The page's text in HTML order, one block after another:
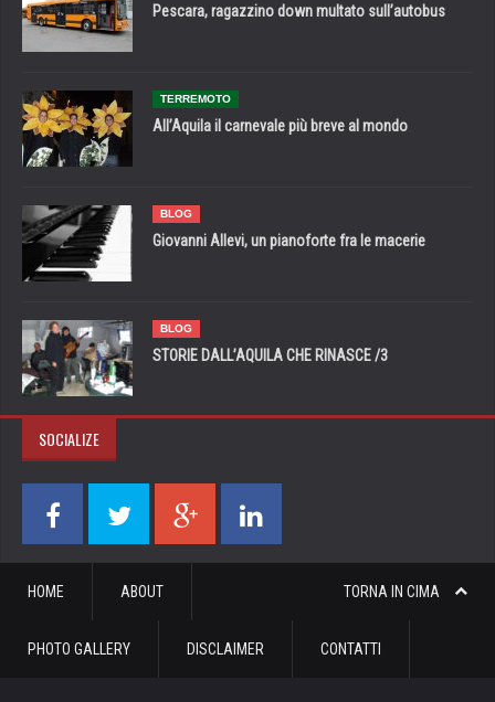
Pescara, ragazzino down multato sull’autobus
TERREMOTO
All’Aquila il carnevale più breve al mondo
BLOG
Giovanni Allevi, un pianoforte fra le macerie
BLOG
STORIE DALL’AQUILA CHE RINASCE /3
SOCIALIZE
TORNA IN CIMA
HOME ABOUT
PHOTO GALLERY DISCLAIMER CONTATTI